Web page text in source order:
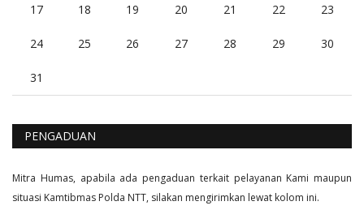
17 18 19 20 21 22 23
24 25 26 27 28 29 30
31
PENGADUAN
Mitra Humas, apabila ada pengaduan terkait pelayanan Kami maupun
situasi Kamtibmas Polda NTT, silakan mengirimkan lewat kolom ini.